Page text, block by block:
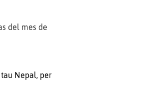
del mes de
Nepal, per